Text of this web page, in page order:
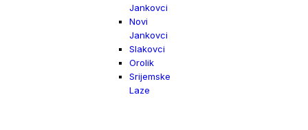
Jankovci
Novi
Jankovci
Slakovci
Orolik
Srijemske
Laze